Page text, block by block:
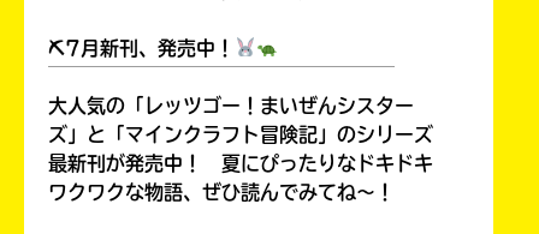
Loading . ..
⛏7月新刊、発売中！
大人気の「レッツゴー！まいぜんシスター
ズ」と「マインクラフト冒険記」のシリーズ
最新刊が発売中！ 夏にぴったりなドキドキ
ワクワクな物語、ぜひ読んでみてね～！